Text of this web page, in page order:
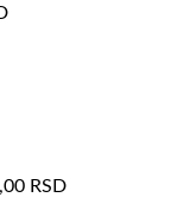
RSD